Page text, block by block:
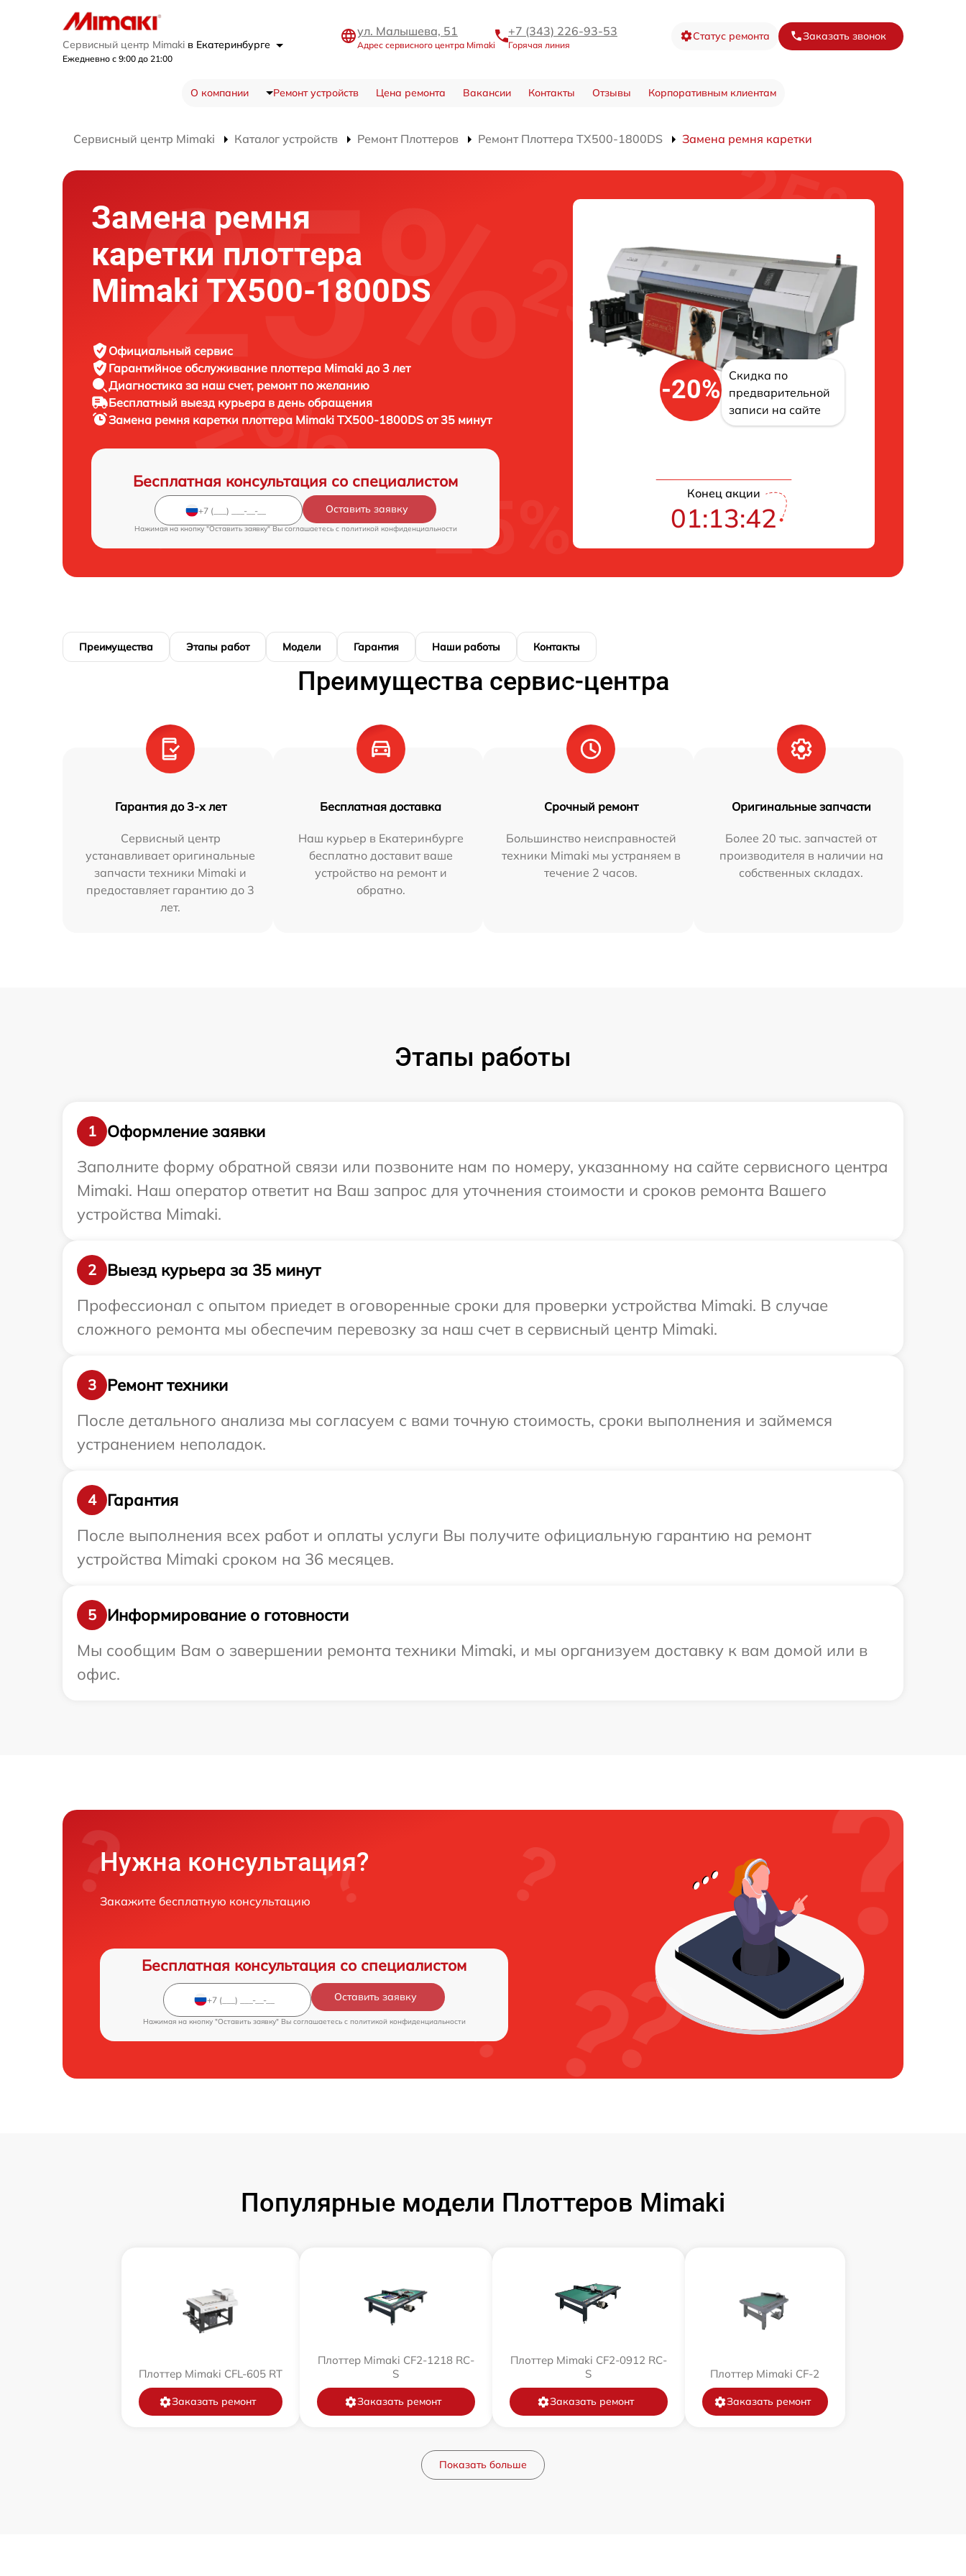
Сервисный центр Mimaki в Екатеринбурге
Ежедневно с 9:00 до 21:00
ул. Малышева, 51
Адрес сервисного центра Mimaki
+7 (343) 226-93-53
Горячая линия
Статус ремонта Заказать звонок
О компании Ремонт устройств Цена ремонта Вакансии Контакты Отзывы Корпоративным клиентам
Сервисный центр Mimaki Каталог устройств Ремонт Плоттеров Ремонт Плоттера TX500-1800DS Замена ремня каретки
Замена ремня
каретки плоттера
Mimaki TX500-1800DS
Официальный сервис
Гарантийное обслуживание плоттера Mimaki до 3 лет
Диагностика за наш счет, ремонт по желанию
Бесплатный выезд курьера в день обращения
Замена ремня каретки плоттера Mimaki TX500-1800DS от 35 минут
Бесплатная консультация со специалистом
Оставить заявку
Нажимая на кнопку "Оставить заявку" Вы соглашаетесь c политикой конфиденциальности
-20%
Скидка по
предварительной
записи на сайте
Конец акции
01:13:41
Преимущества Этапы работ Модели Гарантия Наши работы Контакты
Преимущества сервис-центра
Гарантия до 3-х лет
Сервисный центр
устанавливает оригинальные
запчасти техники Mimaki и
предоставляет гарантию до 3
лет.
Бесплатная доставка
Наш курьер в Екатеринбурге
бесплатно доставит ваше
устройство на ремонт и
обратно.
Срочный ремонт
Большинство неисправностей
техники Mimaki мы устраняем в
течение 2 часов.
Оригинальные запчасти
Более 20 тыс. запчастей от
производителя в наличии на
собственных складах.
Этапы работы
1
Оформление заявки
Заполните форму обратной связи или позвоните нам по номеру, указанному на сайте сервисного центра
Mimaki. Наш оператор ответит на Ваш запрос для уточнения стоимости и сроков ремонта Вашего
устройства Mimaki.
2
Выезд курьера за 35 минут
Профессионал с опытом приедет в оговоренные сроки для проверки устройства Mimaki. В случае
сложного ремонта мы обеспечим перевозку за наш счет в сервисный центр Mimaki.
3
Ремонт техники
После детального анализа мы согласуем с вами точную стоимость, сроки выполнения и займемся
устранением неполадок.
4
Гарантия
После выполнения всех работ и оплаты услуги Вы получите официальную гарантию на ремонт
устройства Mimaki сроком на 36 месяцев.
5
Информирование о готовности
Мы сообщим Вам о завершении ремонта техники Mimaki, и мы организуем доставку к вам домой или в
офис.
Нужна консультация?
Закажите бесплатную консультацию
Бесплатная консультация со специалистом
Оставить заявку
Нажимая на кнопку "Оставить заявку" Вы соглашаетесь c политикой конфиденциальности
Популярные модели Плоттеров Mimaki
Плоттер Mimaki CFL-605 RT
Заказать ремонт
Плоттер Mimaki CF2-1218 RC-
S
Заказать ремонт
Плоттер Mimaki CF2-0912 RC-
S
Заказать ремонт
Плоттер Mimaki CF-2
Заказать ремонт
Показать больше